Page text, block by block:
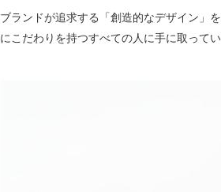
ブランドが追求する「創造的なデザイン」
にこだわりを持つすべての人に手に取って